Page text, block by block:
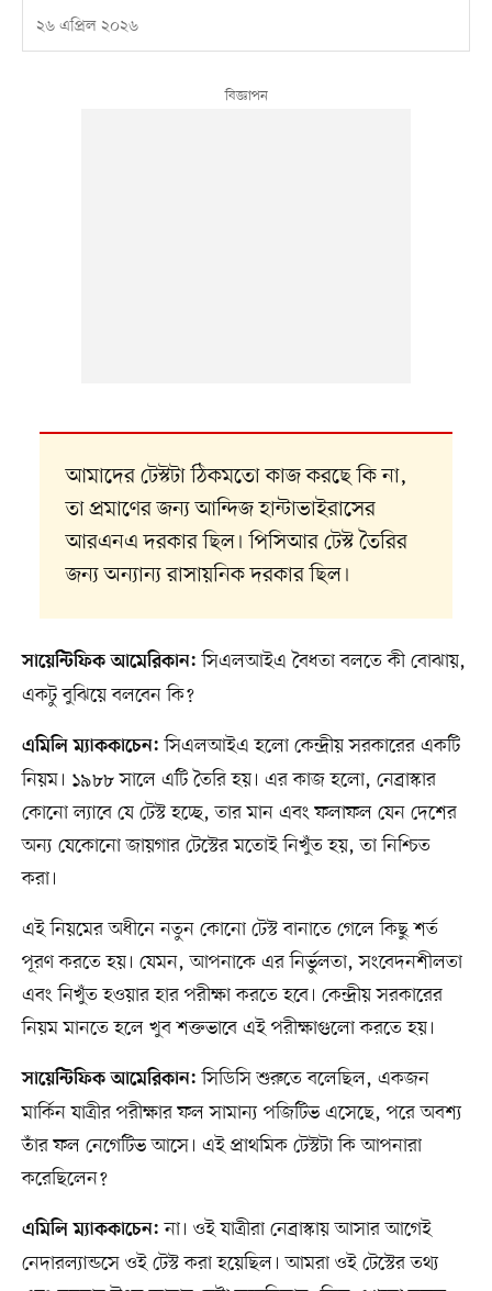
২৬ এপ্রিল ২০২৬
আমাদের টেস্টটা ঠিকমতো কাজ করছে কি না,
তা প্রমাণের জন্য আন্দিজ হান্টাভাইরাসের
আরএনএ দরকার ছিল। পিসিআর টেস্ট তৈরির
জন্য অন্যান্য রাসায়নিক দরকার ছিল।
সায়েন্টিফিক আমেরিকান: সিএলআইএ বৈধতা বলতে কী বোঝায়,
একটু বুঝিয়ে বলবেন কি?
এমিলি ম্যাককাচেন: সিএলআইএ হলো কেন্দ্রীয় সরকারের একটি
নিয়ম। ১৯৮৮ সালে এটি তৈরি হয়। এর কাজ হলো, নেব্রাস্কার
কোনো ল্যাবে যে টেস্ট হচ্ছে, তার মান এবং ফলাফল যেন দেশের
অন্য যেকোনো জায়গার টেস্টের মতোই নিখুঁত হয়, তা নিশ্চিত
করা।
এই নিয়মের অধীনে নতুন কোনো টেস্ট বানাতে গেলে কিছু শর্ত
পূরণ করতে হয়। যেমন, আপনাকে এর নির্ভুলতা, সংবেদনশীলতা
এবং নিখুঁত হওয়ার হার পরীক্ষা করতে হবে। কেন্দ্রীয় সরকারের
নিয়ম মানতে হলে খুব শক্তভাবে এই পরীক্ষাগুলো করতে হয়।
সায়েন্টিফিক আমেরিকান: সিডিসি শুরুতে বলেছিল, একজন
মার্কিন যাত্রীর পরীক্ষার ফল সামান্য পজিটিভ এসেছে, পরে অবশ্য
তাঁর ফল নেগেটিভ আসে। এই প্রাথমিক টেস্টটা কি আপনারা
করেছিলেন?
এমিলি ম্যাককাচেন: না। ওই যাত্রীরা নেব্রাস্কায় আসার আগেই
নেদারল্যান্ডসে ওই টেস্ট করা হয়েছিল। আমরা ওই টেস্টের তথ্য